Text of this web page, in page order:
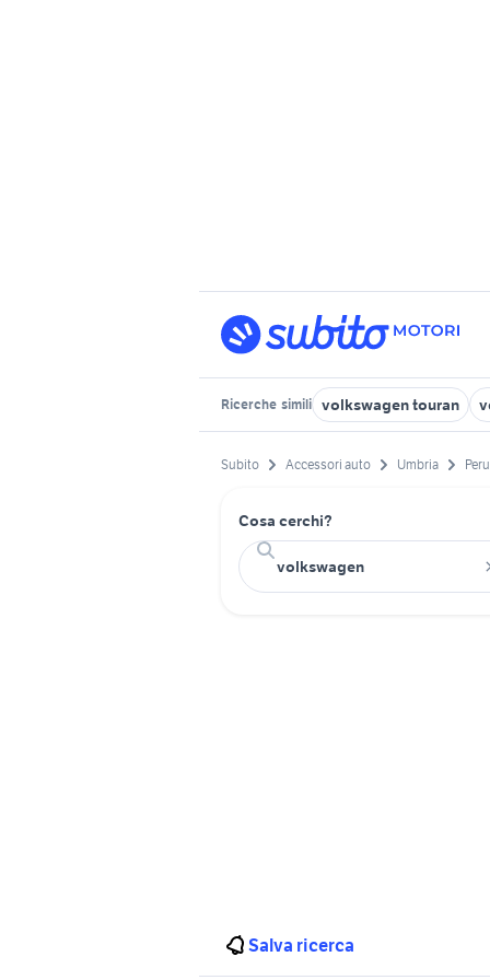
Ricerche simili volkswagen touran
Subito Accessori auto Umbria
Cosa cerchi?
Salva ricerca